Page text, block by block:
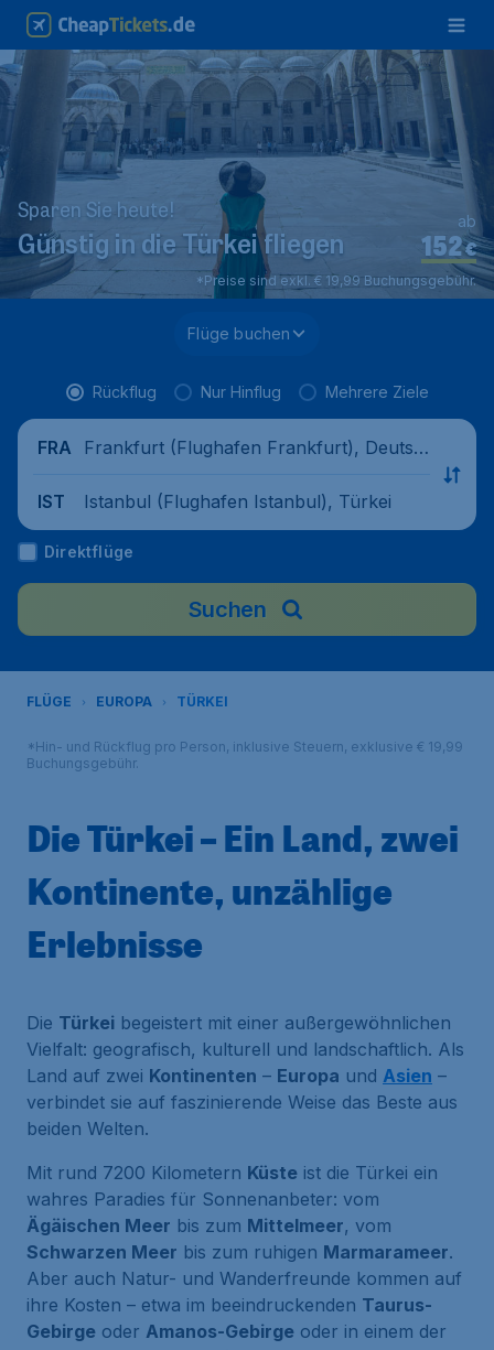
Sparen Sie heute!
Günstig in die Türkei fliegen €
152
ab
*Preise sind exkl. € 19,99 Buchungsgebühr.
Flüge buchen
Rückflug Nur Hinflug Mehrere Ziele
FRA
Frankfurt (Flughafen Frankfurt), Deutsc
IST
Istanbul (Flughafen Istanbul), Türkei
Direktflüge
Suchen
FLÜGE EUROPA TÜRKEI
*Hin- und Rückflug pro Person, inklusive Steuern, exklusive € 19,99
Buchungsgebühr.
Die Türkei – Ein Land, zwei
Kontinente, unzählige
Erlebnisse
Die Türkei begeistert mit einer außergewöhnlichen
Vielfalt: geografisch, kulturell und landschaftlich. Als
Land auf zwei Kontinenten – Europa und Asien –
verbindet sie auf faszinierende Weise das Beste aus
beiden Welten.
Mit rund 7200 Kilometern Küste ist die Türkei ein
wahres Paradies für Sonnenanbeter: vom
Ägäischen Meer bis zum Mittelmeer, vom
Schwarzen Meer bis zum ruhigen Marmarameer.
Aber auch Natur- und Wanderfreunde kommen auf
ihre Kosten – etwa im beeindruckenden Taurus-
Gebirge oder Amanos-Gebirge oder in einem der